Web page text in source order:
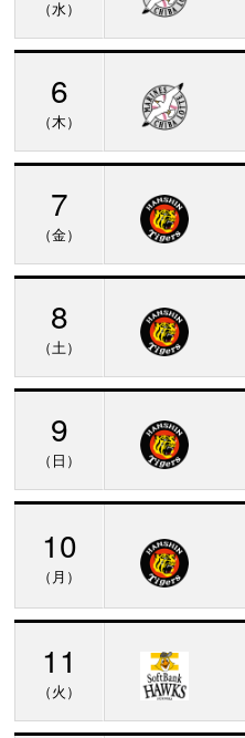
（水）
6
（木）
7
（金）
8
（土）
9
（日）
10
（月）
11
（火）